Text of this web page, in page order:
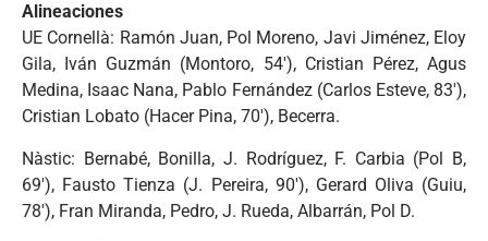
Alineaciones
UE Cornellà: Ramón Juan, Pol Moreno, Javi Jiménez, Eloy
Gila, Iván Guzmán (Montoro, 54′), Cristian Pérez, Agus
Medina, Isaac Nana, Pablo Fernández (Carlos Esteve, 83′),
Cristian Lobato (Hacer Pina, 70′), Becerra.
Nàstic: Bernabé, Bonilla, J. Rodríguez, F. Carbia (Pol B,
69′), Fausto Tienza (J. Pereira, 90′), Gerard Oliva (Guiu,
78′), Fran Miranda, Pedro, J. Rueda, Albarrán, Pol D.